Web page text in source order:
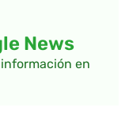
News
en